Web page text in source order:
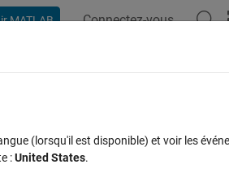
MATLAB Connectez-vous
(lorsqu'il est disponible) et voir les
:United States.